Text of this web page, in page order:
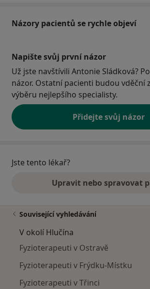
Názory pacientů se rychle objeví
Napište svůj první názor
Už jste navštívili Antonie Sládková?
názor. Ostatní pacienti budou vděční
výběru nejlepšího specialisty.
Přidejte svůj názor
Jste tento lékař?
Upravit nebo spravovat
Související vyhledávání
V okolí Hlučína
Fyzioterapeuti v Ostravě
Fyzioterapeuti v Frýdku-Místku
Fyzioterapeuti v Třinci